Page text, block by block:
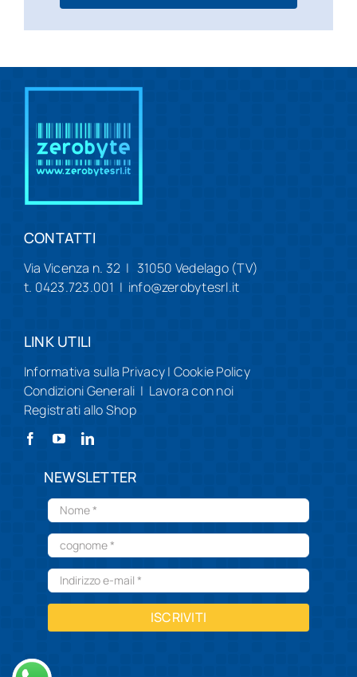
CONTATTI
Via Vicenza n. 32 | 31050 Vedelago (TV)
t. 0423.723.001 | info@zerobytesrl.it
LINK UTILI
Informativa sulla Privacy| Cookie Policy
Condizioni Generali | Lavora con noi
Registrati allo Shop
NEWSLETTER
ISCRIVITI